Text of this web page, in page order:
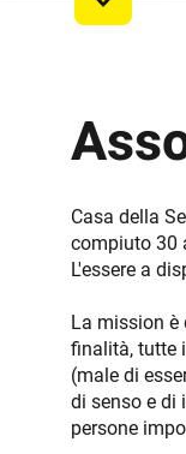
Casa della
compiuto 30
L'essere a
La mission
finalità, tutte
(male di
di senso e di
persone